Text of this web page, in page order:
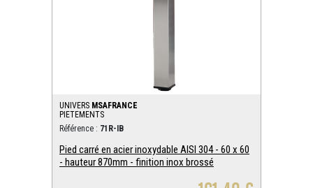
UNIVERS MSAFRANCE
PIETEMENTS
Référence : 71R-IB
Pied carré en acier inoxydable AISI 304 - 60 x 60
- hauteur 870mm - finition inox brossé